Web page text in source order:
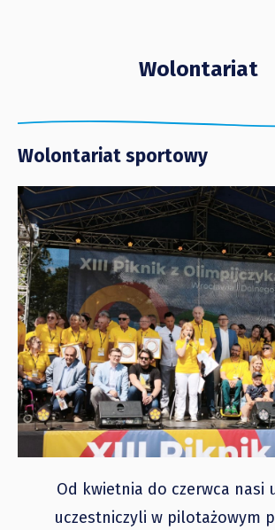
Wolontariat
Wolontariat sportowy
Od kwietnia do czerwca nasi
uczestniczyli w pilotażowym